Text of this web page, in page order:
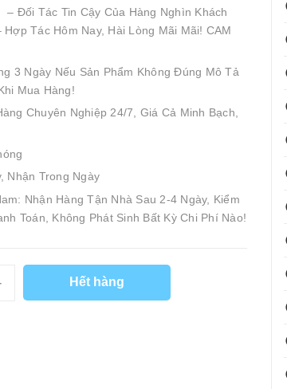
Đối Tác Tin Cậy Của Hàng Nghìn Khách
Hợp Tác Hôm Nay, Hài Lòng Mãi Mãi! CAM
3 Ngày Nếu Sản Phẩm Không Đúng Mô Tả
Mua Hàng!
Chuyên Nghiệp 24/7, Giá Cả Minh Bạch,
Nhận Trong Ngày
Nhận Hàng Tận Nhà Sau 2-4 Ngày, Kiểm
Toán, Không Phát Sinh Bất Kỳ Chi Phí Nào!
Hết hàng